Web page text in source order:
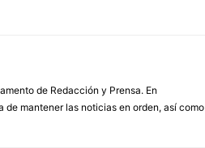
de Redacción y Prensa. En
mantener las noticias en orden, así como